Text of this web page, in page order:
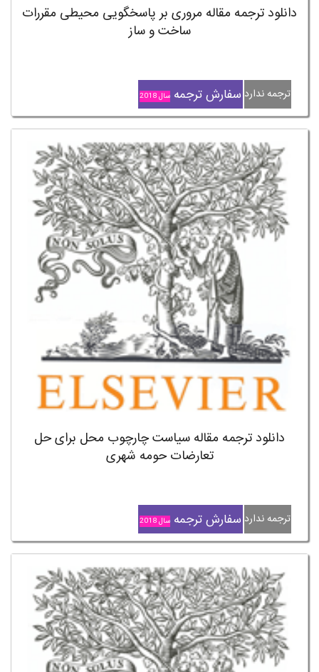
دانلود ترجمه مقاله مروری بر پاسخگویی محیطی مقررات
ساخت و ساز
ترجمه ندارد سفارش ترجمه سال 2018
دانلود ترجمه مقاله سیاست چارچوب محل برای حل
تعارضات حومه شهری
ترجمه ندارد سفارش ترجمه سال 2018